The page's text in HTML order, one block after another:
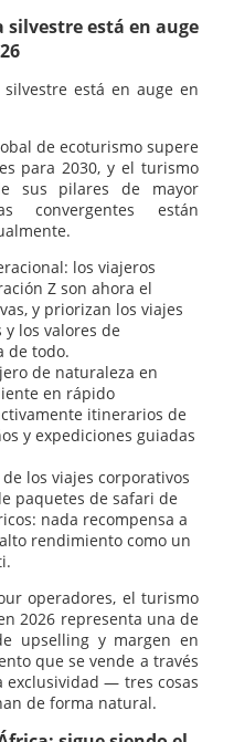
está en auge
de ecoturismo supere
para 2030, y el turismo
sus pilares de mayor
convergentes están
los viajeros
Z son ahora el
y priorizan los viajes
los valores de
de todo.
de naturaleza en
en rápido
itinerarios de
y expediciones guiadas
los viajes corporativos
paquetes de safari de
nada recompensa a
rendimiento como un
operadores, el turismo
2026 representa una de
upselling y margen en
que se vende a través
exclusividad — tres cosas
de forma natural.